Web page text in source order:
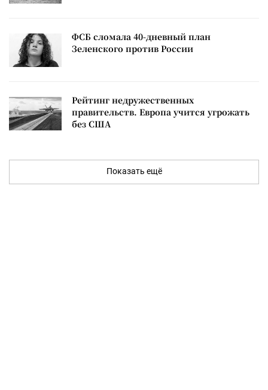
ФСБ сломала 40-дневный план
Зеленского против России
Рейтинг недружественных
правительств. Европа учится угрожать
без США
Показать ещё